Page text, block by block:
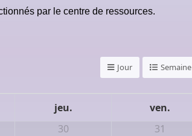
par le centre de ressources.
Jour Semaine
jeu. ven.
30 31